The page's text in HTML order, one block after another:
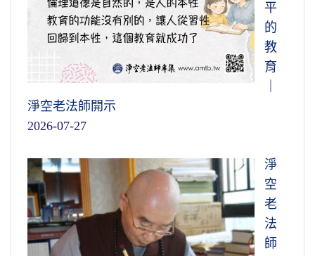
平
的
教
育
淨空老法師開示
2026-07-27
淨
空
老
法
師